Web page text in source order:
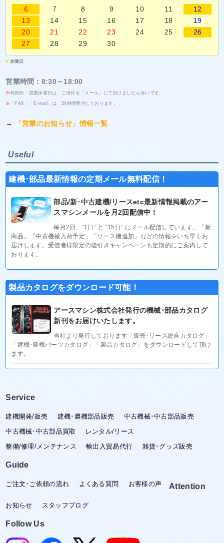
6
7 8 9 10 11
12
13
14 15 16 17 18
19
20
21 22 23 24 25
26
27
28 29 30
■ 休業日
営業時間：8:30～18:00
※ 時間外・営業休業日は、ご用件を「メール」にて頂けましたら幸いです。
※ 「FAX」「E-mail」は、24時間受付しております。
→ 「営業のお知らせ」情報一覧
Useful
建機･部品最新情報の定期メール無料配信！
部品/新･中古建機/リースetc最新情報掲載のアー
スマシンメールを月2回配信中！
毎月2回、“1日” と “15日” にメール配信しています。「新
商品」「中古機械入荷予定」「リース機追加」などの情報をいち早くお
届けします。受信者様限定の値引きキャンペーンも定期的にご案内して
おります。
製品カタログをダウンロード可能！
アースマシン株式会社発行の機械･部品カタログ
新刊をお届けいたします。
当社より発行しております「販売･リース総合カタログ」
「建機･農機パーツカタログ」「製品カタログ」をダウンロードして頂け
ます。
Service
建機開発/販売 建機･農機部品販売
中古機械･中古部品販売
中古機械･中古部品買取
レンタル/リース
整備/修理/メンテナンス
輸出入貿易代行 雑貨･グッズ販売
Guide
ご注文･ご依頼の流れ よくある質問 お客様の声 Attention
お知らせ スタッフブログ
Follow Us